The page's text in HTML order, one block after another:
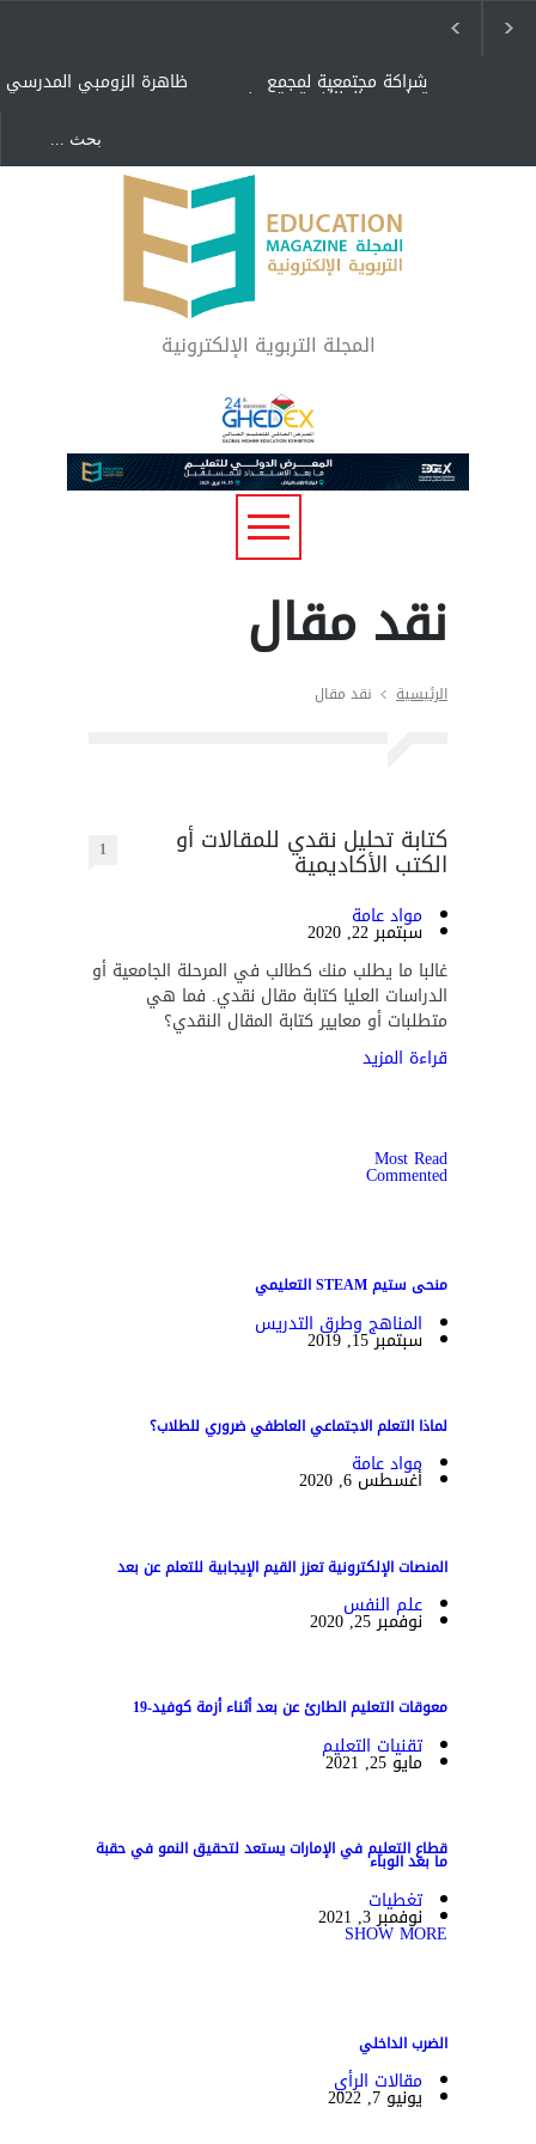
ظاهرة الزومبي المدرسي شراكة مجتمعية لمجمع
تعليمي بالطائف تستهدف
"كنت أنضرب ومافيني إلا
العافية" هل هذا مبرر
لاستمرار أسلوب التربية
المتوارث؟
لماذا تعد برامج توعية الأطفال
بخصوصية الجسد وقاية لا
فضول؟
المجلة التربوية الإلكترونية
نقد مقال
الرئيسية نقد مقال
كتابة تحليل نقدي للمقالات أو
الكتب الأكاديمية 1
مواد عامة
سبتمبر 22, 2020
غالبا ما يطلب منك كطالب في المرحلة الجامعية أو
الدراسات العليا كتابة مقال نقدي. فما هي
متطلبات أو معايير كتابة المقال النقدي؟
قراءة المزيد
Most Read
Commented
منحى ستيم STEAM التعليمي
المناهج وطرق التدريس
سبتمبر 15, 2019
لماذا التعلم الاجتماعي العاطفي ضروري للطلاب؟
مواد عامة
أغسطس 6, 2020
المنصات الإلكترونية تعزز القيم الإيجابية للتعلم عن بعد
علم النفس
نوفمبر 25, 2020
معوقات التعليم الطارئ عن بعد أثناء أزمة كوفيد-19
تقنيات التعليم
مايو 25, 2021
قطاع التعليم في الإمارات يستعد لتحقيق النمو في حقبة
ما بعد الوباء
تغطيات
نوفمبر 3, 2021
SHOW MORE
الضرب الداخلي
مقالات الرأي
يونيو 7, 2022